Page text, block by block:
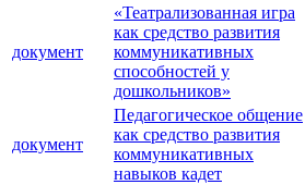
документ
«Театрализованная игра
как средство развития
коммуникативных
способностей у
дошкольников»
документ
Педагогическое общение
как средство развития
коммуникативных
навыков кадет